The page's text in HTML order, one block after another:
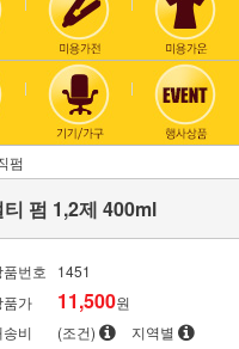
펌
펌 1,2제 400ml
품번호
1451
품가
11,500원
비
(조건) 지역별